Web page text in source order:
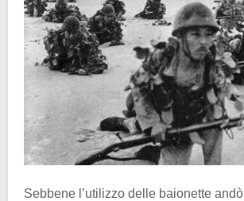
Sebbene l’utilizzo delle baionette andò